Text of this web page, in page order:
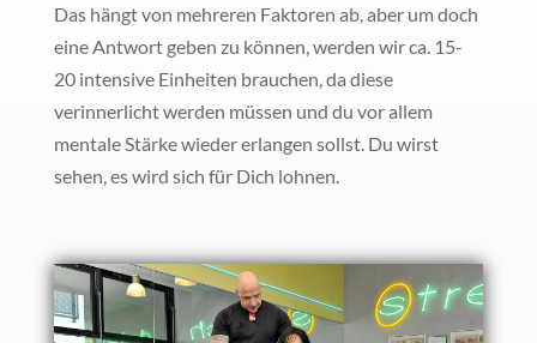
Das hängt von mehreren Faktoren ab, aber um doch
eine Antwort geben zu können, werden wir ca. 15-
20 intensive Einheiten brauchen, da diese
verinnerlicht werden müssen und du vor allem
mentale Stärke wieder erlangen sollst. Du wirst
sehen, es wird sich für Dich lohnen.